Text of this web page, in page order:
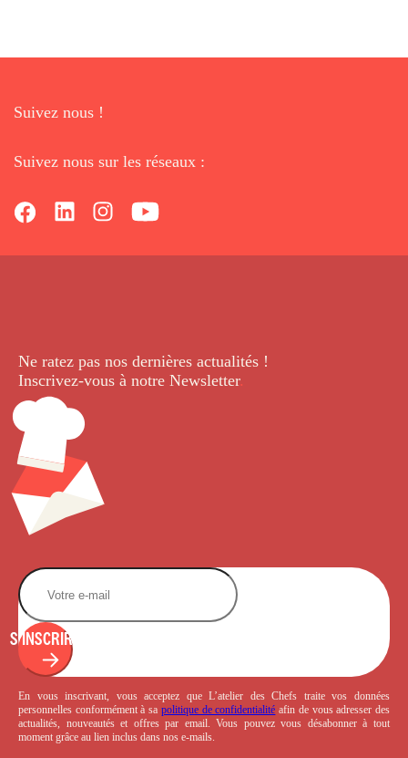
Suivez nous !
Suivez nous sur les réseaux :
Ne ratez pas nos dernières actualités !
Inscrivez-vous à notre Newsletter.
S'INSCRIRE
En vous inscrivant, vous acceptez que L’atelier des Chefs traite vos données
personnelles conformément à sa politique de confidentialité afin de vous adresser des
actualités, nouveautés et offres par email. Vous pouvez vous désabonner à tout
moment grâce au lien inclus dans nos e-mails.